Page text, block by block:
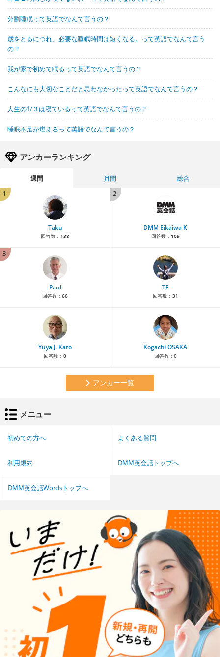
分割睡眠って英語でなんて言うの？
歳をとるにつれ、必要な睡眠時間は短くなる。って英語でなんて言う
の？
我が家で初めて眠るって英語でなんて言うの？
こんなにも大切なことだと思わなかったって英語でなんて言うの？
人生の1/３は寝ているって英語でなんて言うの？
睡眠不足が堪えるって英語でなんて言うの？
アンカーランキング
週間 月間
総合
1
Taku
回答数： 138
2
DMM Eikaiwa K
回答数： 109
3
Paul
回答数： 66
TE
回答数： 31
Yuya J. Kato
回答数： 0
Kogachi OSAKA
回答数： 0
アンカー一覧
メニュー
初めての方へ よくある質問
利用規約 DMM英会話トップへ
DMM英会話Wordsトップへ